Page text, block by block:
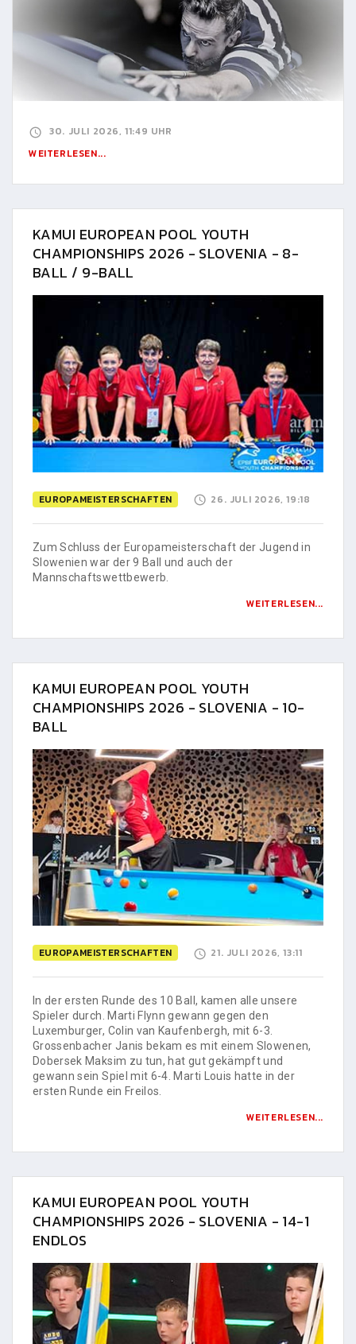
30. JULI 2026, 11:49 UHR
WEITERLESEN...
KAMUI EUROPEAN POOL YOUTH
CHAMPIONSHIPS 2026 - SLOVENIA - 8-
BALL / 9-BALL
EUROPAMEISTERSCHAFTEN 26. JULI 2026, 19:18
Zum Schluss der Europameisterschaft der Jugend in
Slowenien war der 9 Ball und auch der
Mannschaftswettbewerb.
WEITERLESEN...
KAMUI EUROPEAN POOL YOUTH
CHAMPIONSHIPS 2026 - SLOVENIA - 10-
BALL
EUROPAMEISTERSCHAFTEN 21. JULI 2026, 13:11
In der ersten Runde des 10 Ball, kamen alle unsere
Spieler durch. Marti Flynn gewann gegen den
Luxemburger, Colin van Kaufenbergh, mit 6-3.
Grossenbacher Janis bekam es mit einem Slowenen,
Dobersek Maksim zu tun, hat gut gekämpft und
gewann sein Spiel mit 6-4. Marti Louis hatte in der
ersten Runde ein Freilos.
WEITERLESEN...
KAMUI EUROPEAN POOL YOUTH
CHAMPIONSHIPS 2026 - SLOVENIA - 14-1
ENDLOS